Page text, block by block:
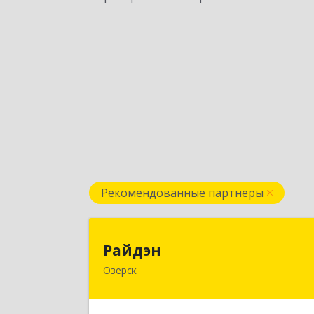
Рекомендованные партнеры
Райдэн
Озерск456783, Челябинская обл, Озерск г,